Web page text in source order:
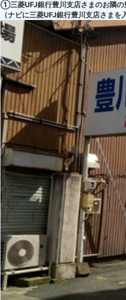
➀三菱UFJ銀行豊川支店さまのお隣の
（ナビに三菱UFJ銀行豊川支店さまを